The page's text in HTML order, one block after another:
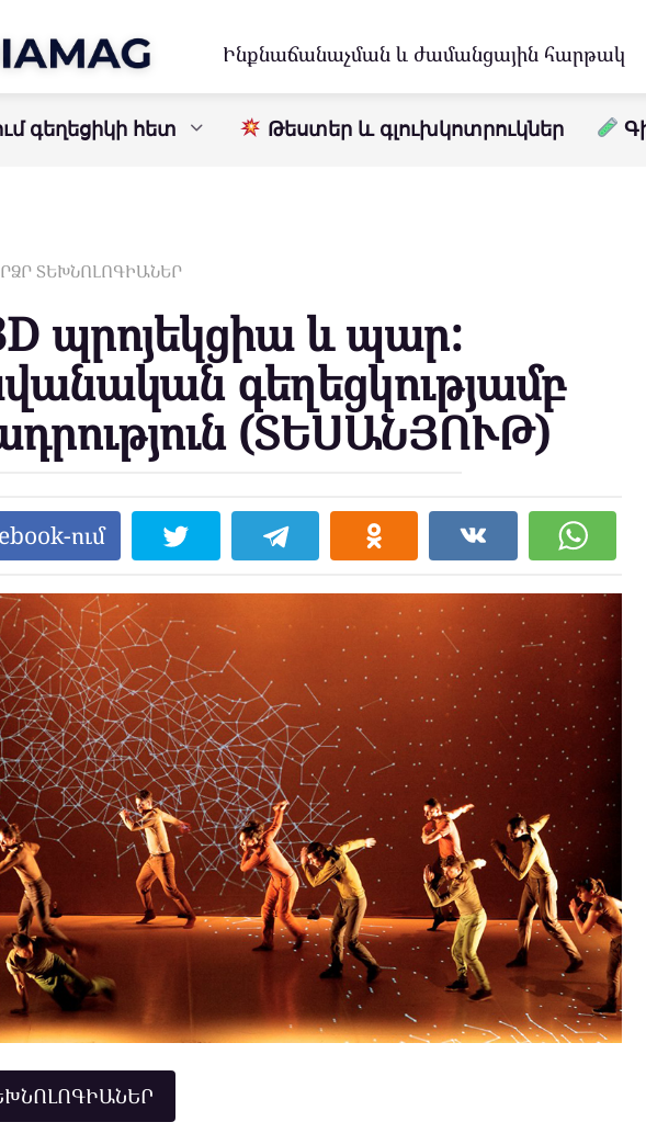
Ինքնաճանաչման և ժամանցային հարթակ
գեղեցիկի հետ Թեստեր և գլուխկոտրուկներ
ՏԵԽՆՈԼՈԳԻԱՆԵՐ
պրոյեկցիա և պար:
գեղեցկությամբ
(ՏԵՍԱՆՅՈՒԹ)
ում